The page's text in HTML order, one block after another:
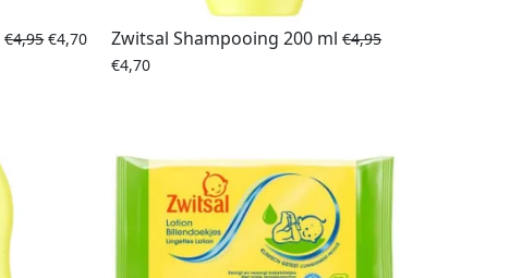
€4,95 €4,70 Zwitsal Shampooing 200 ml €4,95
€4,70